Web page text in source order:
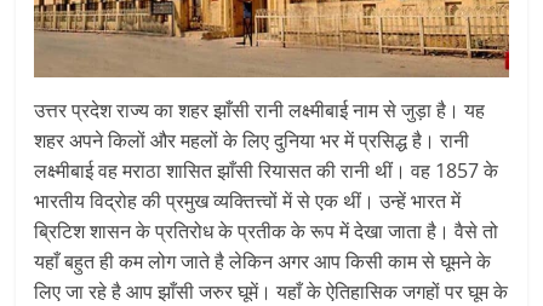
उत्तर प्रदेश राज्य का शहर झाँसी रानी लक्ष्मीबाई नाम से जुड़ा है। यह
शहर अपने किलों और महलों के लिए दुनिया भर में प्रसिद्ध है। रानी
लक्ष्मीबाई वह मराठा शासित झाँसी रियासत की रानी थीं। वह 1857 के
भारतीय विद्रोह की प्रमुख व्यक्तित्त्वों में से एक थीं। उन्हें भारत में
ब्रिटिश शासन के प्रतिरोध के प्रतीक के रूप में देखा जाता है। वैसे तो
यहाँ बहुत ही कम लोग जाते है लेकिन अगर आप किसी काम से घूमने के
लिए जा रहे है आप झाँसी जरुर घूमें। यहाँ के ऐतिहासिक जगहों पर घूम के